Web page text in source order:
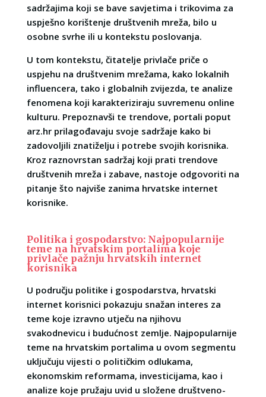
sadržajima koji se bave savjetima i trikovima za
uspješno korištenje društvenih mreža, bilo u
osobne svrhe ili u kontekstu poslovanja.
U tom kontekstu, čitatelje privlače priče o
uspjehu na društvenim mrežama, kako lokalnih
influencera, tako i globalnih zvijezda, te analize
fenomena koji karakteriziraju suvremenu online
kulturu. Prepoznavši te trendove, portali poput
arz.hr prilagođavaju svoje sadržaje kako bi
zadovoljili znatiželju i potrebe svojih korisnika.
Kroz raznovrstan sadržaj koji prati trendove
društvenih mreža i zabave, nastoje odgovoriti na
pitanje što najviše zanima hrvatske internet
korisnike.
Politika i gospodarstvo: Najpopularnije
teme na hrvatskim portalima koje
privlače pažnju hrvatskih internet
korisnika
U području politike i gospodarstva, hrvatski
internet korisnici pokazuju snažan interes za
teme koje izravno utječu na njihovu
svakodnevicu i budućnost zemlje. Najpopularnije
teme na hrvatskim portalima u ovom segmentu
uključuju vijesti o političkim odlukama,
ekonomskim reformama, investicijama, kao i
analize koje pružaju uvid u složene društveno-